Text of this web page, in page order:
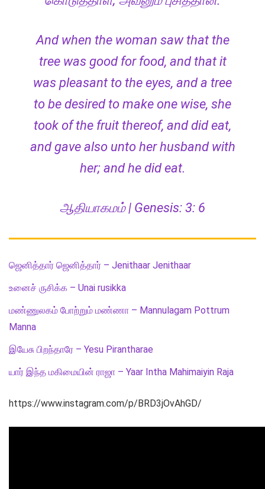
And when the woman saw that the
tree was good for food, and that it
was pleasant to the eyes, and a tree
to be desired to make one wise, she
took of the fruit thereof, and did eat,
and gave also unto her husband with
her; and he did eat.
ஆதியாகமம் | Genesis: 3: 6
ஜெனித்தார் ஜெனித்தார் – Jenithaar Jenithaar
உனைச் ருசிக்க – Unai rusikka
மண்ணுலகம் போற்றும் மண்ணா – Mannulagam Pottrum
Manna
இயேசு பிறந்தாரே – Yesu Pirantharae
யார் இந்த மகிமையின் ராஜா – Yaar Intha Mahimaiyin Raja
https://www.instagram.com/p/BRD3jOvAhGD/